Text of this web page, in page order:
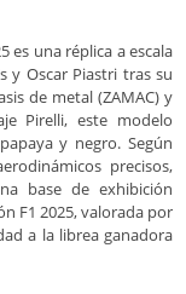
es una réplica a escala
y Oscar Piastri tras su
de metal (ZAMAC) y
Pirelli, este modelo
y negro. Según
precisos,
base de exhibición
F1 2025, valorada por
a la librea ganadora